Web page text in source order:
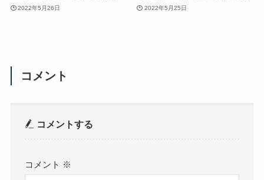
2022年5月26日 2022年5月25日
コメント
コメントする
コメント ※